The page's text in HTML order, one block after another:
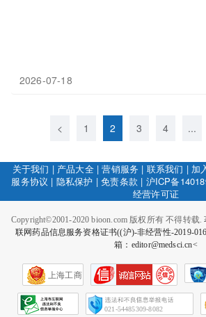
2026-07-18
< 1 2 3 4 ...
关于我们 | 产品大全|营销服务 | 联系我们 | 加
服务协议 | 隐私保护 |免责条款 | 沪ICP备
经营许可证
Copyright©2001-2020 bioon.com 版权所有 不得转载.
联网药品信息服务资格证书((沪)-非经营性-2019-
箱：editor@medsci.cn<
上海工商
021-54485309-8082